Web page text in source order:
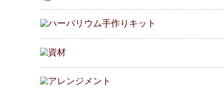
ハーバリウム手作りキット
資材
アレンジメント